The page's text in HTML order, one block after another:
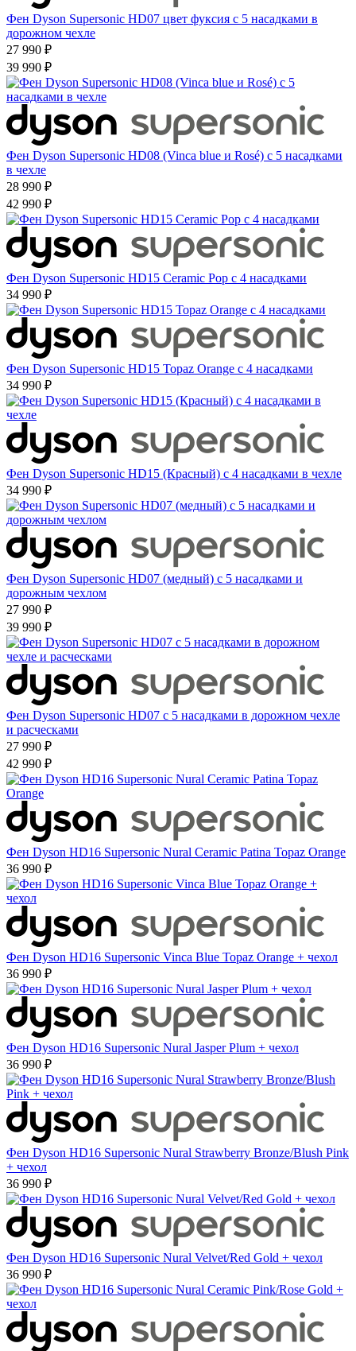
Фен Dyson Supersonic HD07 цвет фуксия с 5 насадками в
дорожном чехле
27 990 ₽
39 990 ₽
Фен Dyson Supersonic HD08 (Vinca blue и Rosé) с 5 насадками
в чехле
28 990 ₽
42 990 ₽
Фен Dyson Supersonic HD15 Ceramic Pop с 4 насадками
34 990 ₽
Фен Dyson Supersonic HD15 Topaz Orange с 4 насадками
34 990 ₽
Фен Dyson Supersonic HD15 (Красный) с 4 насадками в чехле
34 990 ₽
Фен Dyson Supersonic HD07 (медный) с 5 насадками и
дорожным чехлом
27 990 ₽
39 990 ₽
Фен Dyson Supersonic HD07 с 5 насадками в дорожном чехле
и расческами
27 990 ₽
42 990 ₽
Фен Dyson HD16 Supersonic Nural Ceramic Patina Topaz Orange
36 990 ₽
Фен Dyson HD16 Supersonic Vinca Blue Topaz Orange + чехол
36 990 ₽
Фен Dyson HD16 Supersonic Nural Jasper Plum + чехол
36 990 ₽
Фен Dyson HD16 Supersonic Nural Strawberry Bronze/Blush Pink
+ чехол
36 990 ₽
Фен Dyson HD16 Supersonic Nural Velvet/Red Gold + чехол
36 990 ₽